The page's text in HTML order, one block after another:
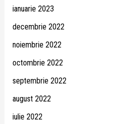
ianuarie 2023
decembrie 2022
noiembrie 2022
octombrie 2022
septembrie 2022
august 2022
iulie 2022